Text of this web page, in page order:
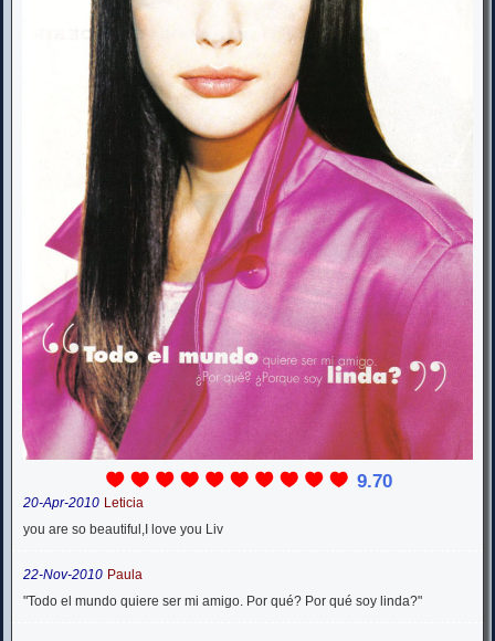
9.70
20-Apr-2010 Leticia
you are so beautiful,I love you Liv
22-Nov-2010 Paula
"Todo el mundo quiere ser mi amigo. Por qué? Por qué soy linda?"